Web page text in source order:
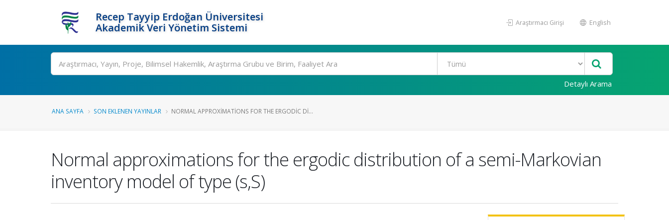
Recep Tayyip Erdoğan Üniversitesi
Akademik Veri Yönetim Sistemi
Araştırmacı Girişi English
Ara
Detaylı Arama
ANA SAYFA SON EKLENEN YAYINLAR NORMAL APPROXIMATIONS FOR THE ERGODIC DI...
Normal approximations for the ergodic distribution of a semi-Markovian
inventory model of type (s,S)